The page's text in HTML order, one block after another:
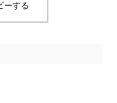
ーする